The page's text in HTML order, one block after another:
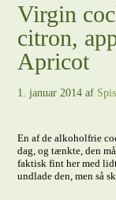
Virgin
citron,
Apricot
1. januar 2014 af
En af de alkoholfrie
dag, og tænkte, den
faktisk fint her med
undlade den, men så